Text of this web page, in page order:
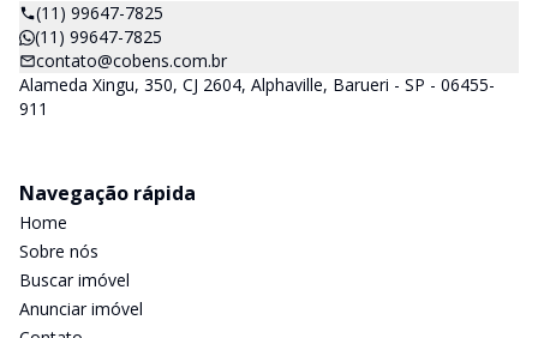
(11) 99647-7825
(11) 99647-7825
contato@cobens.com.br
Alameda Xingu, 350, CJ 2604, Alphaville, Barueri - SP - 06455-
911
Navegação rápida
Home
Sobre nós
Buscar imóvel
Anunciar imóvel